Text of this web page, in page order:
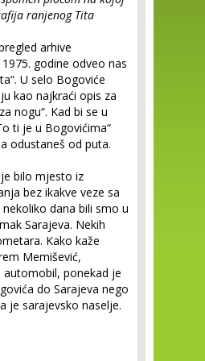
ranjenog Tita
arhive
godine odveo nas
U selo Bogoviće
kao najkraći opis za
nogu“. Kad bi se u
ti je u Bogovićima“
odustaneš od puta.
bilo mjesto iz
bez ikakve veze sa
dana bili smo u
Sarajeva. Nekih
Kako kaže
Memišević,
automobil, ponekad je
do Sarajeva nego
je sarajevsko naselje.